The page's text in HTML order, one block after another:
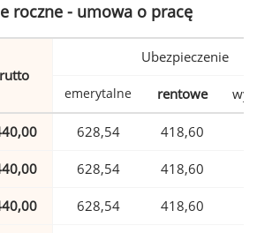
roczne - umowa o pracę
Ubezpieczenie
emerytalne rentowe
628,54 418,60
628,54 418,60
628,54 418,60